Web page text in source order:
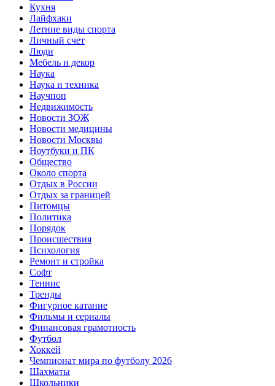
Кухня
Лайфхаки
Летние виды спорта
Личный счет
Люди
Мебель и декор
Наука
Наука и техника
Научпоп
Недвижимость
Новости ЗОЖ
Новости медицины
Новости Москвы
Ноутбуки и ПК
Общество
Около спорта
Отдых в России
Отдых за границей
Питомцы
Политика
Порядок
Происшествия
Психология
Ремонт и стройка
Софт
Теннис
Тренды
Фигурное катание
Фильмы и сериалы
Финансовая грамотность
Футбол
Хоккей
Чемпионат мира по футболу 2026
Шахматы
Школьники